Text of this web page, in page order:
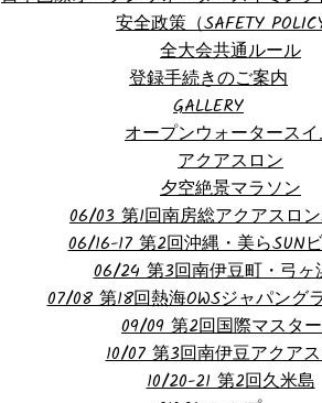
安全政策（SAFETY
全大会共通ルール
登録手続きのご案内
GALLERY
オープンウォータース
アクアスロン
夕空絶景マラソン
06/03 第1回南房総アクアスロ
06/16-17 第2回沖縄・美らSUN
06/24 第3回南伊豆町・弓ヶ
07/08 第18回熱海OWSジャパング
09/09 第2回国際マスタ
10/07 第3回南伊豆アクア
10/20-21 第2回久米島